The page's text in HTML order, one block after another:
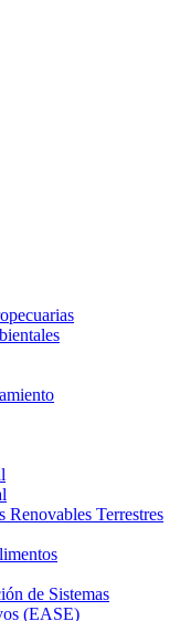
Renovables Terrestres
de Sistemas
(EASE)